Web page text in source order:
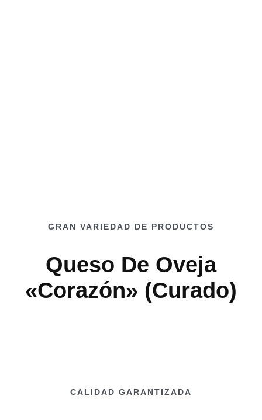
GRAN VARIEDAD DE PRODUCTOS
Queso De Oveja
«corazón» (curado)
CALIDAD GARANTIZADA